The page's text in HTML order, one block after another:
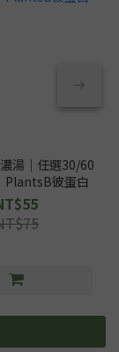
湯｜任選30/60
PlantsB彼蛋白